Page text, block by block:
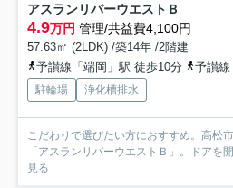
アスランリバーウエストＢ
4.9万円 管理/共益費4,100円
57.63㎡ (2LDK) /築14年 /2階建
予讃線「端岡」駅 徒歩10分
予讃線
駐輪場 浄化槽排水
こだわりで選びたい方におすすめ。高松
「アスランリバーウエストＢ」。ドアを
見る